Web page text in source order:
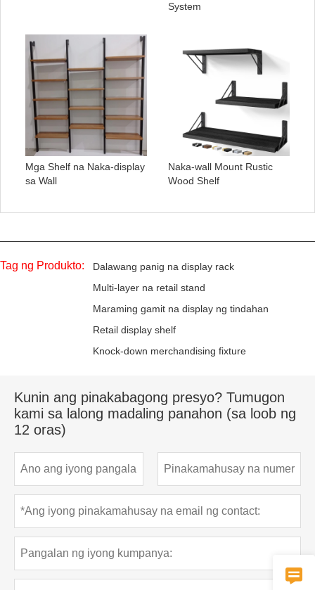
System
Mga Shelf na Naka-display
sa Wall
Naka-wall Mount Rustic
Wood Shelf
Tag ng Produkto:
Dalawang panig na display rack
Multi-layer na retail stand
Maraming gamit na display ng tindahan
Retail display shelf
Knock-down merchandising fixture
Kunin ang pinakabagong presyo? Tumugon
kami sa lalong madaling panahon (sa loob ng
12 oras)
